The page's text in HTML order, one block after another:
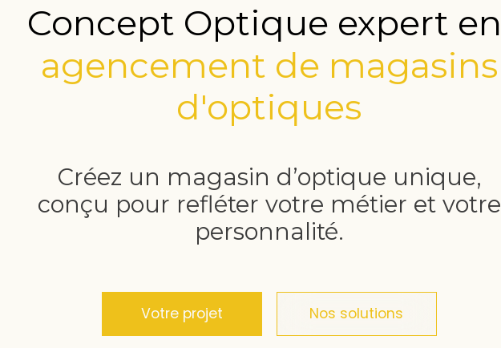
Concept Optique expert en
agencement de magasins
d'optiques
Créez un magasin d’optique unique,
conçu pour refléter votre métier et votre
personnalité.
Votre projet Nos solutions